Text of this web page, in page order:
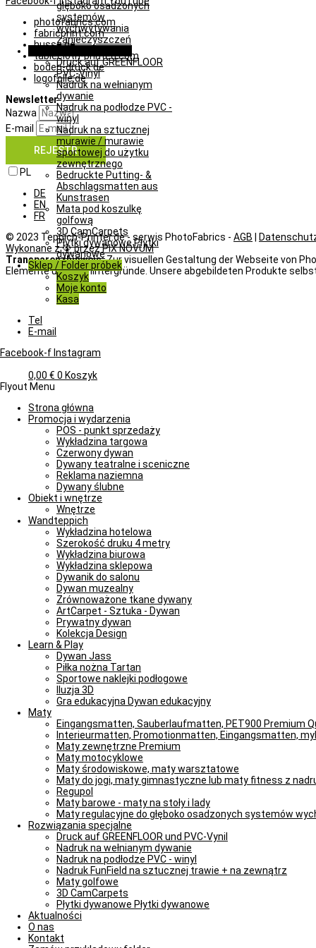
głęboko osadzonych
systemów
wychwytywania
zanieczyszczeń
Druck auf GREENFLOOR
PVC-Vinyl
Nadruk na wełnianym
dywanie
Nadruk na podłodze PVC -
winyl
Nadruk na sztucznej
murawie / murawie
sportowej do użytku
zewnętrznego
Bedruckte Putting- &
Abschlagsmatten aus
Kunstrasen
Mata pod koszulkę
golfową
3D CamCarpets
Płytki dywanowe Płytki
dywanowe
Sklep / Folder próbek
Koszyk
Moje konto
Kasa
Tel
E-mail
Facebook-f Instagram
0,00 € 0 Koszyk
Flyout Menu
Strona główna
Promocja i wydarzenia
POS - punkt sprzedaży
Wykładzina targowa
Czerwony dywan
Dywany teatralne i sceniczne
Reklama naziemna
Dywany ślubne
Obiekt i wnętrze
Wnętrze
Wandteppich
Wykładzina hotelowa
Szerokość druku 4 metry
Wykładzina biurowa
Wykładzina sklepowa
Dywanik do salonu
Dywan muzealny
Zrównoważone tkane dywany
ArtCarpet - Sztuka - Dywan
Prywatny dywan
Kolekcja Design
Learn & Play
Dywan Jass
Piłka nożna Tartan
Sportowe naklejki podłogowe
Iluzja 3D
Gra edukacyjna Dywan edukacyjny
Maty
Eingangsmatten, Sauberlaufmatten, PET900 Premium
Interieurmatten, Promotionmatten, Eingangsmatten,
Maty zewnętrzne Premium
Maty motocyklowe
Maty środowiskowe, maty warsztatowe
Maty do jogi, maty gimnastyczne lub maty fitness z
Regupol
Maty barowe - maty na stoły i lady
Maty regulacyjne do głęboko osadzonych systemów
Rozwiązania specjalne
Druck auf GREENFLOOR und PVC-Vynil
Nadruk na wełnianym dywanie
Nadruk na podłodze PVC - winyl
Nadruk FunField na sztucznej trawie + na zewnątrz
Maty golfowe
3D CamCarpets
Płytki dywanowe Płytki dywanowe
Aktualności
O nas
Kontakt
photofabrics.com
fabricprint.com
husse.de
tablecloth-printed.com
boden-druck.de
logofolie.de
Newsletter
Nazwa
E-mail
REJESTR
PL
DE
EN
FR
© 2023 Teppich-Printer.de - serwis PhotoFabrics - AGB
Wykonane z 🦚 przez PIX NOVUM
Transparenzhinweis:Zur visuellen Gestaltung der Webseite von
Elemente und Bildhintergründe. Unsere abgebildeten Produkte